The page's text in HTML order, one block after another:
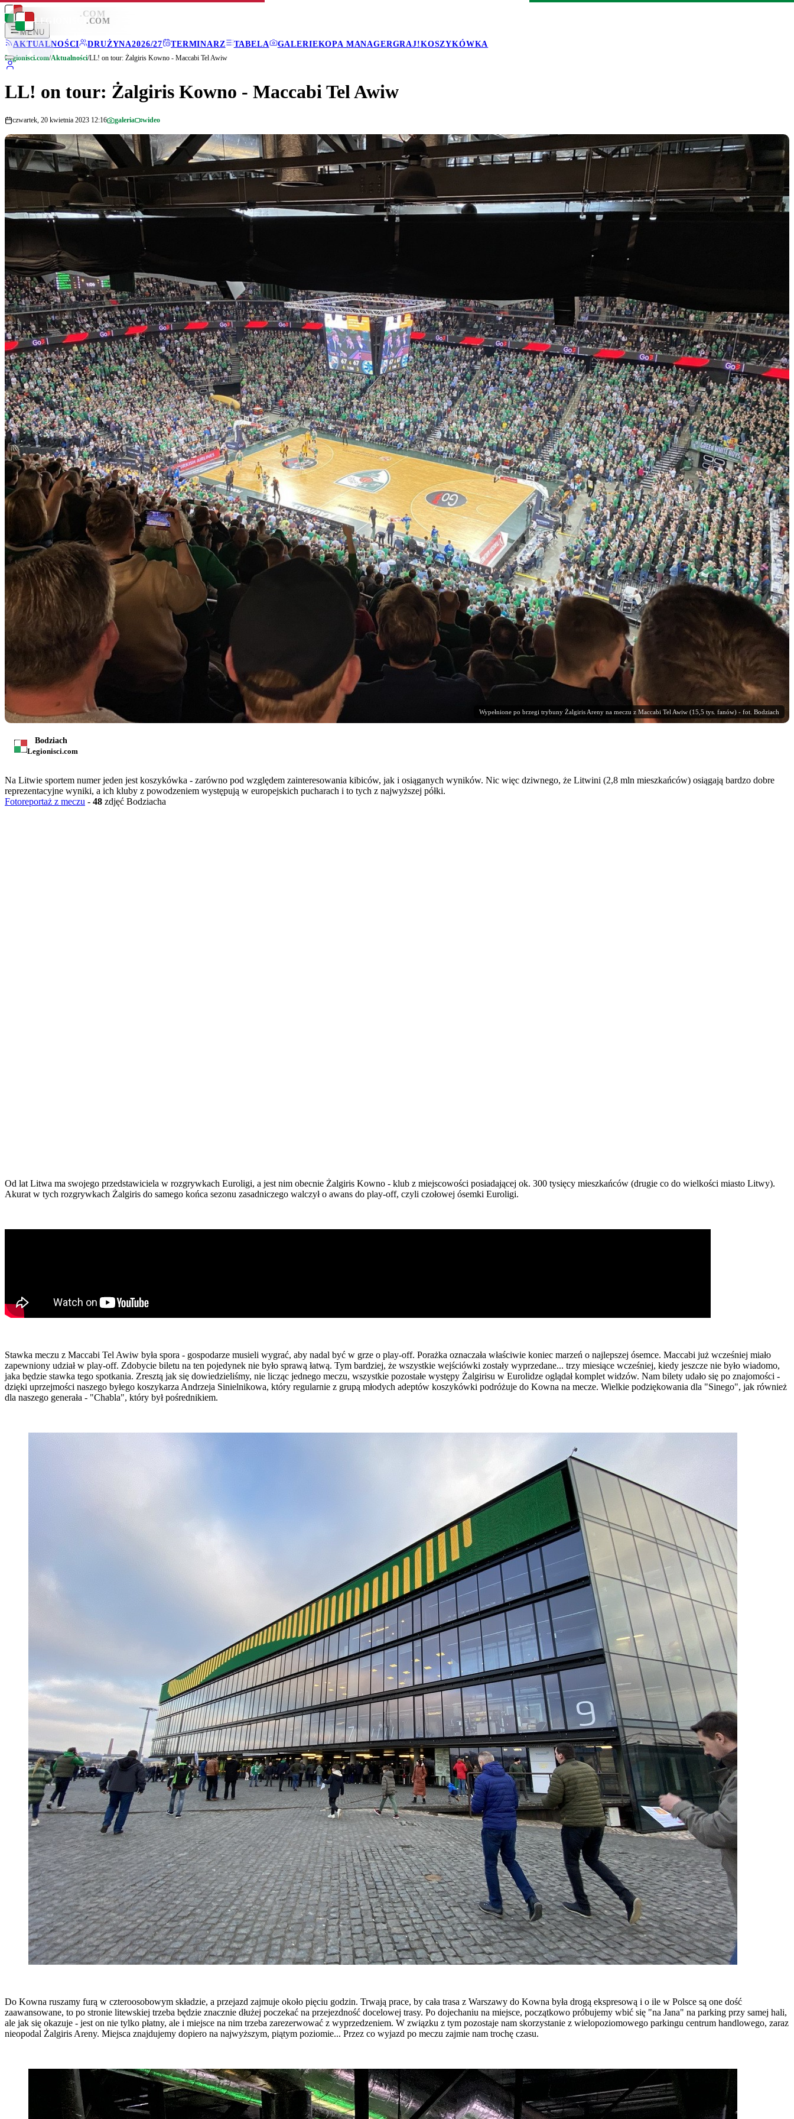
LEGIONISCI .COM
MENU
AKTUALNOŚCI
DRUŻYNA2026/27 TERMINARZ TABELA GALERIEKOPA MANAGERGRAJ!KOSZYKÓWKA
LEGIONISCI .COM
Legionisci.com/Aktualności/LL! on tour: Żalgiris Kowno - Maccabi Tel Awiw
LL! on tour: Żalgiris Kowno - Maccabi Tel Awiw
czwartek, 20 kwietnia 2023 12:16 galeria wideo
Wypełnione po brzegi trybuny Żalgiris Areny na meczu z Maccabi Tel Awiw (15,5 tys. fanów) - fot. Bodziach
Bodziach
Legionisci.com
Na Litwie sportem numer jeden jest koszykówka - zarówno pod względem zainteresowania kibiców, jak i osiąganych wyników. Nic więc dziwnego, że Litwini (2,8 mln mieszkańców) osiągają bardzo dobre
reprezentacyjne wyniki, a ich kluby z powodzeniem występują w europejskich pucharach i to tych z najwyższej półki.
Fotoreportaż z meczu - 48 zdjęć Bodziacha
Od lat Litwa ma swojego przedstawiciela w rozgrywkach Euroligi, a jest nim obecnie Żalgiris Kowno - klub z miejscowości posiadającej ok. 300 tysięcy mieszkańców (drugie co do wielkości miasto Litwy).
Akurat w tych rozgrywkach Żalgiris do samego końca sezonu zasadniczego walczył o awans do play-off, czyli czołowej ósemki Euroligi.
Stawka meczu z Maccabi Tel Awiw była spora - gospodarze musieli wygrać, aby nadal być w grze o play-off. Porażka oznaczała właściwie koniec marzeń o najlepszej ósemce. Maccabi już wcześniej miało
zapewniony udział w play-off. Zdobycie biletu na ten pojedynek nie było sprawą łatwą. Tym bardziej, że wszystkie wejściówki zostały wyprzedane... trzy miesiące wcześniej, kiedy jeszcze nie było wiadomo,
jaka będzie stawka tego spotkania. Zresztą jak się dowiedzieliśmy, nie licząc jednego meczu, wszystkie pozostałe występy Żalgirisu w Eurolidze oglądał komplet widzów. Nam bilety udało się po znajomości -
dzięki uprzejmości naszego byłego koszykarza Andrzeja Sinielnikowa, który regularnie z grupą młodych adeptów koszykówki podróżuje do Kowna na mecze. Wielkie podziękowania dla "Sinego", jak również
dla naszego generała - "Chabla", który był pośrednikiem.
Do Kowna ruszamy furą w czteroosobowym składzie, a przejazd zajmuje około pięciu godzin. Trwają prace, by cała trasa z Warszawy do Kowna była drogą ekspresową i o ile w Polsce są one dość
zaawansowane, to po stronie litewskiej trzeba będzie znacznie dłużej poczekać na przejezdność docelowej trasy. Po dojechaniu na miejsce, początkowo próbujemy wbić się "na Jana" na parking przy samej hali,
ale jak się okazuje - jest on nie tylko płatny, ale i miejsce na nim trzeba zarezerwować z wyprzedzeniem. W związku z tym pozostaje nam skorzystanie z wielopoziomowego parkingu centrum handlowego, zaraz
nieopodal Żalgiris Areny. Miejsca znajdujemy dopiero na najwyższym, piątym poziomie... Przez co wyjazd po meczu zajmie nam trochę czasu.